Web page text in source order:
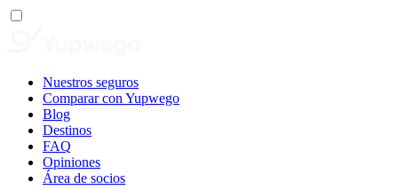
Nuestros seguros
Comparar con Yupwego
Blog
Destinos
FAQ
Opiniones
Área de socios